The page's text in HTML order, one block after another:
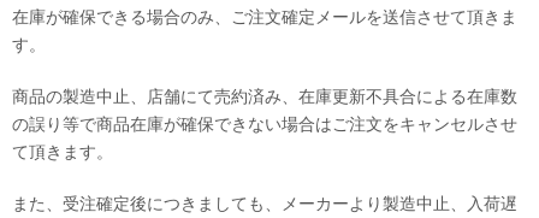
在庫が確保できる場合のみ、ご注文確定メールを送信させて頂きま
す。
商品の製造中止、店舗にて売約済み、在庫更新不具合による在庫数
の誤り等で商品在庫が確保できない場合はご注文をキャンセルさせ
て頂きます。
また、受注確定後につきましても、メーカーより製造中止、入荷遅